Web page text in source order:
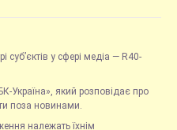
суб’єктів у сфері медіа — R40-
Україна», який розповідає про
поза новинами.
належать їхнім